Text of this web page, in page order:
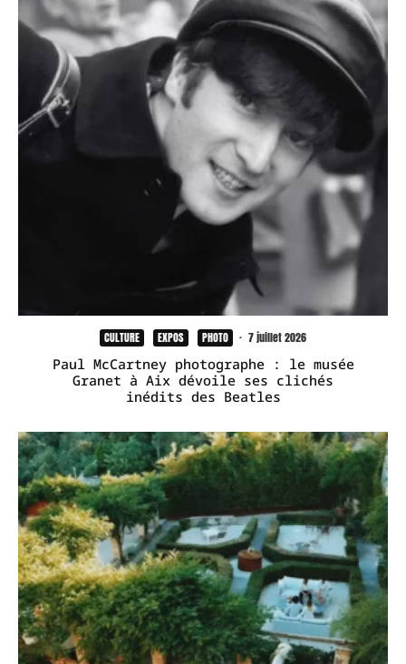
CULTURE EXPOS PHOTO · 7 juillet 2026
Paul McCartney photographe : le musée
Granet à Aix dévoile ses clichés
inédits des Beatles